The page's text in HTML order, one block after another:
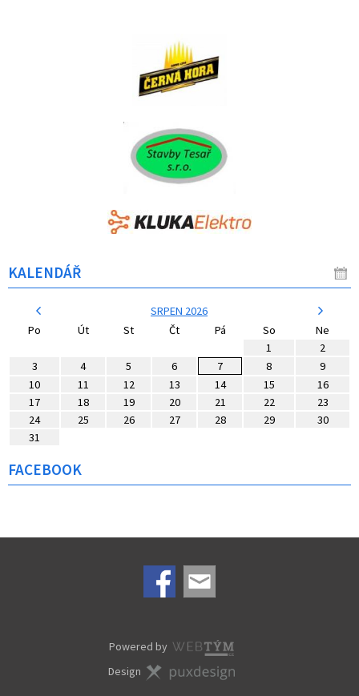
KALENDÁŘ
SRPEN 2026
Po
Út St Čt Pá So
Ne
1
2
3
4 5 6 7 8
9
10
11 12 13 14 15
16
17
18 19 20 21 22
23
24
25 26 27 28 29
30
31
FACEBOOK
Powered by
Design